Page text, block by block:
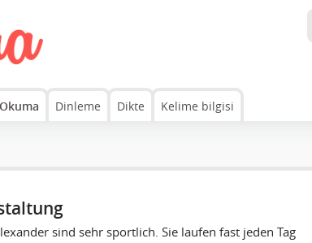
Okuma Dinleme Dikte Kelime bilgisi
sind sehr sportlich. Sie laufen fast jeden Tag